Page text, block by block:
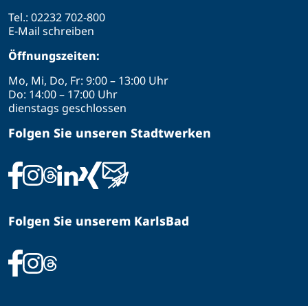
Tel.: 02232 702-800
E-Mail schreiben
Öffnungszeiten:
Mo, Mi, Do, Fr: 9:00 – 13:00 Uhr
Do: 14:00 – 17:00 Uhr
dienstags geschlossen
Folgen Sie unseren Stadtwerken
Folgen Sie unserem KarlsBad